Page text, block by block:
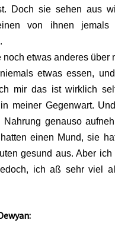
Doch sie sehen aus
von ihnen jemals
noch etwas anderes über
etwas essen,
mir das ist wirklich
meiner Gegenwart.
Nahrung genauso
einen Mund, sie
gesund aus. Aber
ich aß sehr viel